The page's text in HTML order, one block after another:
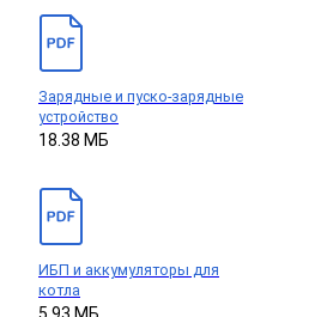
Зарядные и пуско-зарядные
устройство
18.38 МБ
ИБП и аккумуляторы для
котла